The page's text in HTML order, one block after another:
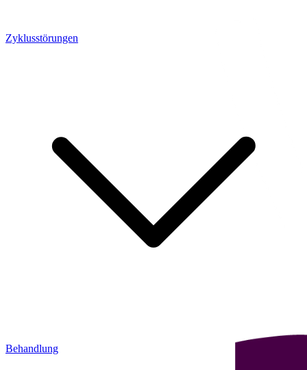
Zyklusstörungen
Behandlung